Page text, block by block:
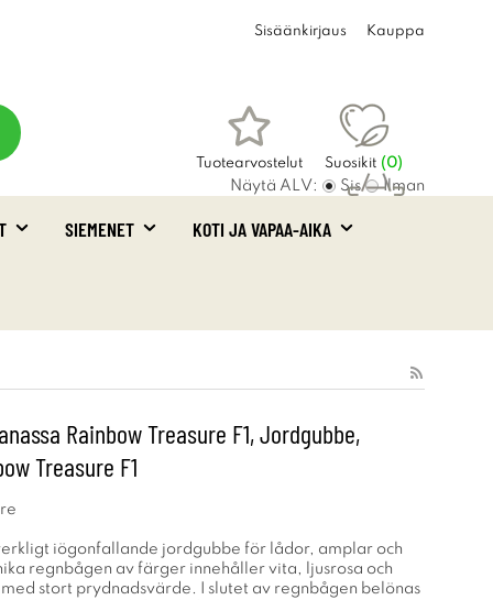
Sisäänkirjaus Kauppa
Tuotearvostelut Suosikit (0)
Ostoskori
Näytä ALV: Sis Ilman
SIEMENET KOTI JA VAPAA-AIKA
Rainbow Treasure F1, Jordgubbe,
Treasure F1
iögonfallande jordgubbe för lådor, amplar och
regnbågen av färger innehåller vita, ljusrosa och
stort prydnadsvärde. I slutet av regnbågen belönas